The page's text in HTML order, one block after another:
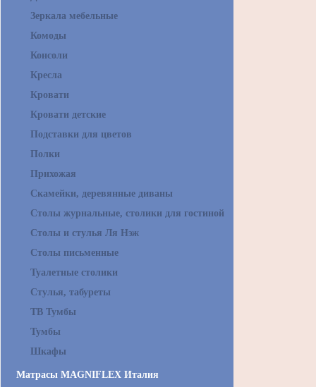
Зеркала мебельные
Комоды
Консоли
Кресла
Кровати
Кровати детские
Подставки для цветов
Полки
Прихожая
Скамейки, деревянные диваны
Столы журнальные, столики для гостиной
Столы и стулья Ля Нэж
Столы письменные
Туалетные столики
Стулья, табуреты
ТВ Тумбы
Тумбы
Шкафы
Матрасы MAGNIFLEX Италия